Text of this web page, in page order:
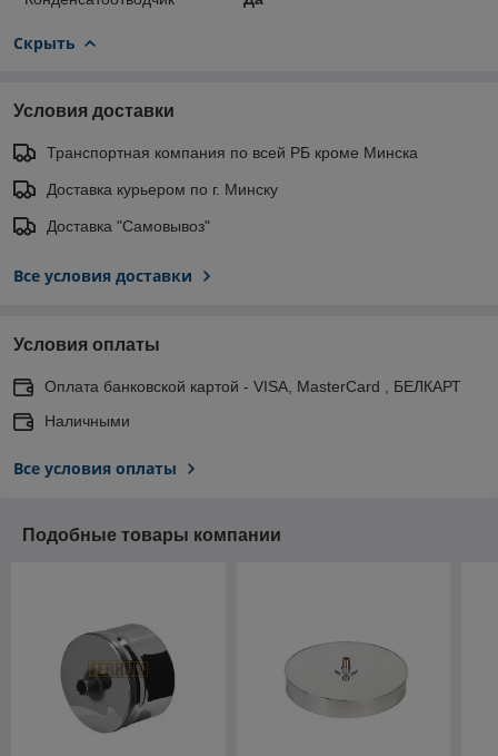
Скрыть
Условия доставки
Транспортная компания по всей РБ кроме Минска
Доставка курьером по г. Минску
Доставка "Самовывоз"
Все условия доставки
Условия оплаты
Оплата банковской картой - VISA, MasterCard , БЕЛКАРТ
Наличными
Все условия оплаты
Подобные товары компании